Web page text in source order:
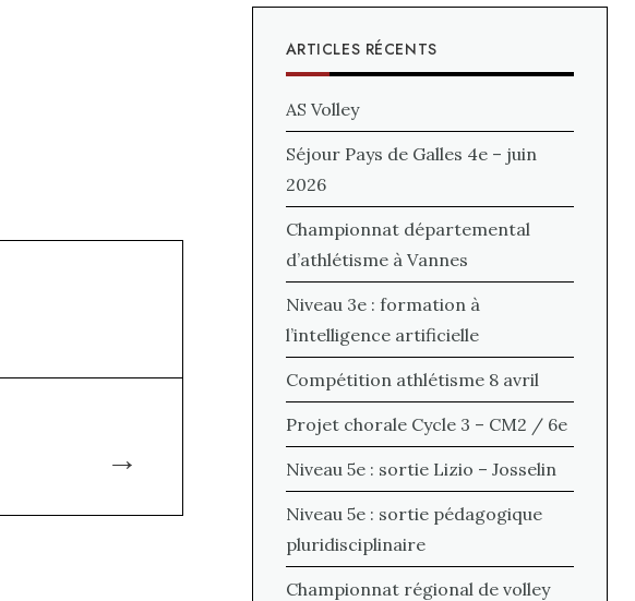
→
ARTICLES RÉCENTS
AS Volley
Séjour Pays de Galles 4e – juin
2026
Championnat départemental
d’athlétisme à Vannes
Niveau 3e : formation à
l’intelligence artificielle
Compétition athlétisme 8 avril
Projet chorale Cycle 3 – CM2 / 6e
Niveau 5e : sortie Lizio – Josselin
Niveau 5e : sortie pédagogique
pluridisciplinaire
Championnat régional de volley